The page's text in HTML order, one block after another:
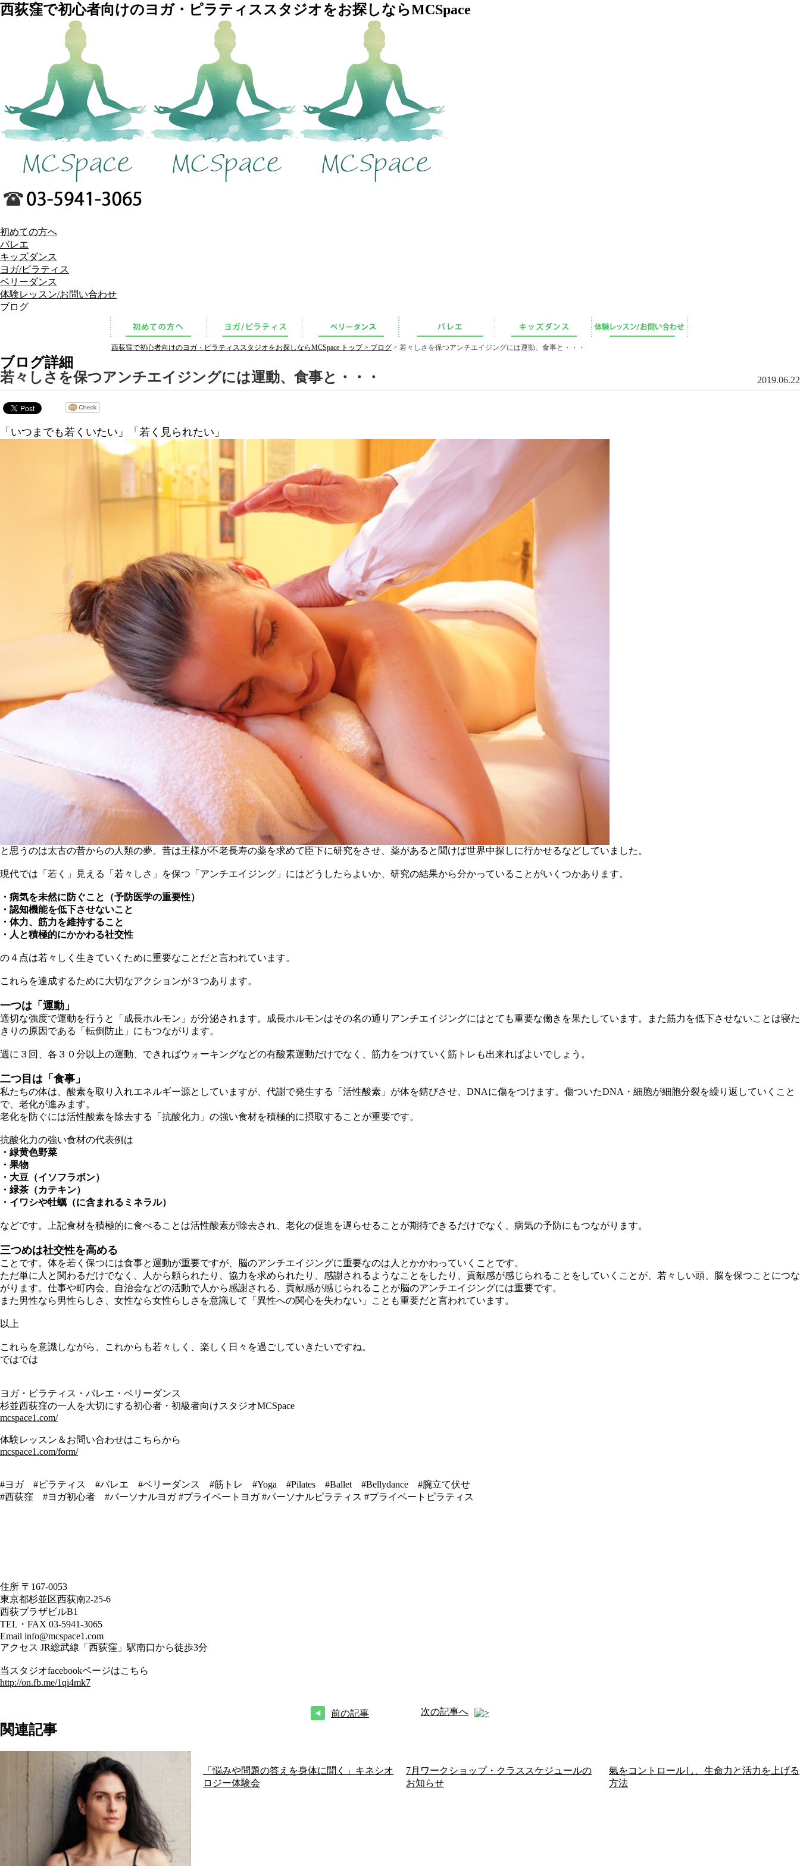
西荻窪で初心者向けのヨガ・ピラティススタジオをお探しならMCSpace
初めての方へ
バレエ
キッズダンス
ヨガ/ピラティス
ベリーダンス
体験レッスン/お問い合わせ
ブログ
西荻窪で初心者向けのヨガ・ピラティススタジオをお探しならMCSpace トップ > ブログ > 若々しさを保つアンチエイジングには運動、食事と・・・
ブログ詳細
2019.06.22
若々しさを保つアンチエイジングには運動、食事と・・・
「いつまでも若くいたい」「若く見られたい」
と思うのは太古の昔からの人類の夢。昔は王様が不老長寿の薬を求めて臣下に研究をさせ、薬があると聞けば世界中探しに行かせるなどしていました。
現代では「若く」見える「若々しさ」を保つ「アンチエイジング」にはどうしたらよいか、研究の結果から分かっていることがいくつかあります。
・病気を未然に防ぐこと（予防医学の重要性）
・認知機能を低下させないこと
・体力、筋力を維持すること
・人と積極的にかかわる社交性
の４点は若々しく生きていくために重要なことだと言われています。
これらを達成するために大切なアクションが３つあります。
一つは「運動」
適切な強度で運動を行うと「成長ホルモン」が分泌されます。成長ホルモンはその名の通りアンチエイジングにはとても重要な働きを果たしています。また筋力を低下させないことは寝た
きりの原因である「転倒防止」にもつながります。
週に３回、各３０分以上の運動、できればウォーキングなどの有酸素運動だけでなく、筋力をつけていく筋トレも出来ればよいでしょう。
二つ目は「食事」
私たちの体は、酸素を取り入れエネルギー源としていますが、代謝で発生する「活性酸素」が体を錆びさせ、DNAに傷をつけます。傷ついたDNA・細胞が細胞分裂を繰り返していくこと
で、老化が進みます。
老化を防ぐには活性酸素を除去する「抗酸化力」の強い食材を積極的に摂取することが重要です。
抗酸化力の強い食材の代表例は
・緑黄色野菜
・果物
・大豆（イソフラボン）
・緑茶（カテキン）
・イワシや牡蠣（に含まれるミネラル）
などです。上記食材を積極的に食べることは活性酸素が除去され、老化の促進を遅らせることが期待できるだけでなく、病気の予防にもつながります。
三つめは社交性を高める
ことです。体を若く保つには食事と運動が重要ですが、脳のアンチエイジングに重要なのは人とかかわっていくことです。
ただ単に人と関わるだけでなく、人から頼られたり、協力を求められたり、感謝されるようなことをしたり、貢献感が感じられることをしていくことが、若々しい頭、脳を保つことにつな
がります。仕事や町内会、自治会などの活動で人から感謝される、貢献感が感じられることが脳のアンチエイジングには重要です。
また男性なら男性らしさ、女性なら女性らしさを意識して「異性への関心を失わない」ことも重要だと言われています。
以上
これらを意識しながら、これからも若々しく、楽しく日々を過ごしていきたいですね。
ではでは
ヨガ・ピラティス・バレエ・ベリーダンス
杉並西荻窪の一人を大切にする初心者・初級者向けスタジオMCSpace
mcspace1.com/
体験レッスン＆お問い合わせはこちらから
mcspace1.com/form/
#ヨガ #ピラティス #バレエ #ベリーダンス #筋トレ #Yoga #Pilates #Ballet #Bellydance #腕立て伏せ
#西荻窪 #ヨガ初心者 #パーソナルヨガ #プライベートヨガ #パーソナルピラティス #プライベートピラティス
住所 〒167-0053
東京都杉並区西荻南2-25-6
西荻プラザビルB1
TEL・FAX 03-5941-3065
Email info@mcspace1.com
アクセス JR総武線「西荻窪」駅南口から徒歩3分
当スタジオfacebookページはこちら
http://on.fb.me/1qi4mk7
前の記事 次の記事へ
関連記事
「悩みや問題の答えを身体に聞く」キネシオ
ロジー体験会
7月ワークショップ・クラススケジュールの
お知らせ
氣をコントロールし、生命力と活力を上げる
方法